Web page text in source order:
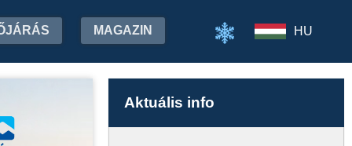
MAGAZIN HU
Aktuális info